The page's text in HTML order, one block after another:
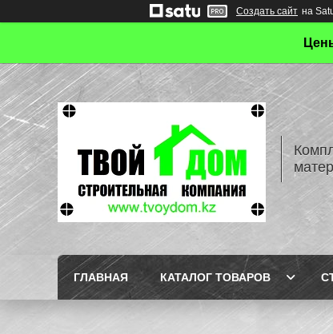
Создать сайт на
ГЛАВНАЯ КАТАЛОГ ТОВАРОВ